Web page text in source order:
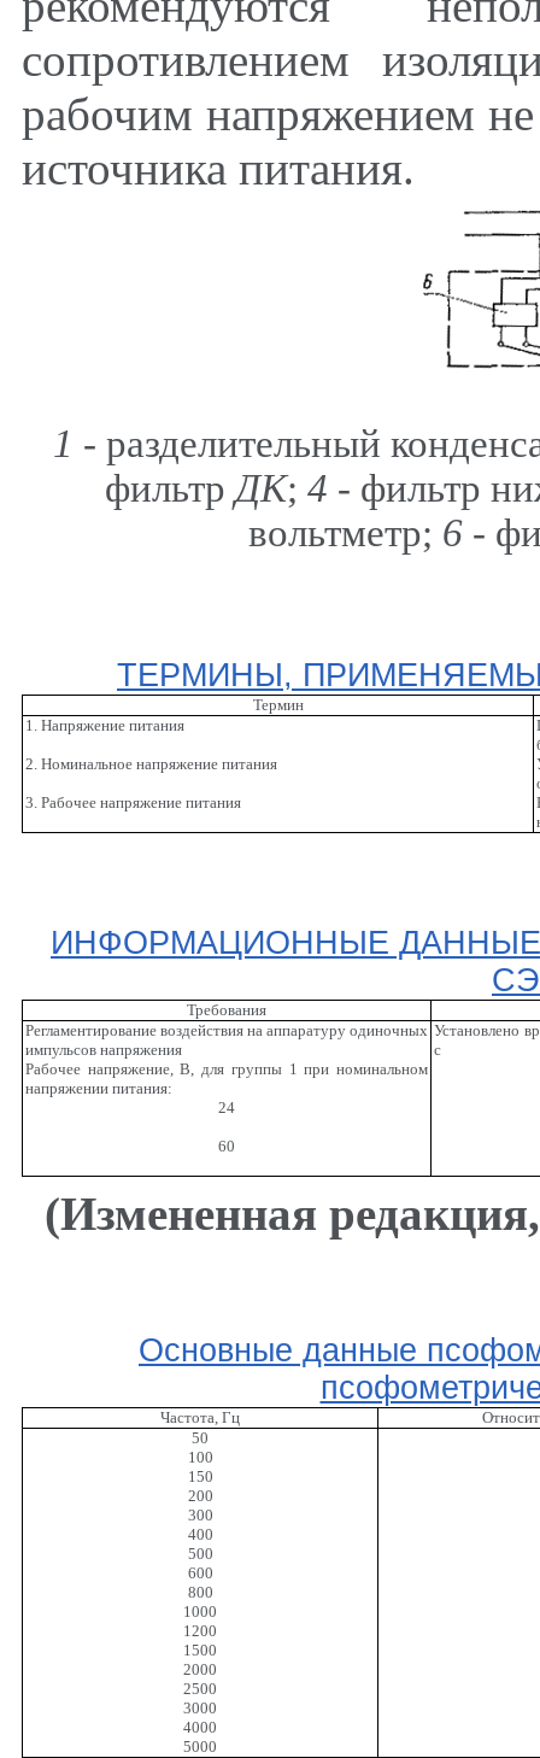
сопротивлением
рабочим напряжением
источника питания.
1 - разделительный
фильтрДК; 4 - фильтр
вольтметр; 6-
ТЕРМИНЫ,
Термин
1. Напряжение питания
2. Номинальное напряжение питания
3. Рабочее напряжение питания
ИНФОРМАЦИОННЫЕ ДАННЫЕ
Требования
Регламентирование воздействия на аппаратуру одиночных
импульсов напряжения
Установлено
с
Рабочее напряжение, В, для группы 1 при номинальном
напряжении питания:
24
60
(Измененная
Основные данные
Частота, Гц
50
100
150
200
300
400
500
600
800
1000
1200
1500
2000
2500
3000
4000
5000